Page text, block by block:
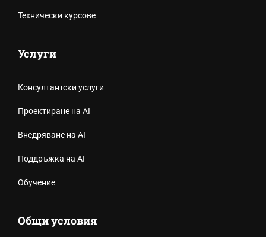
Технически курсове
Услуги
Консултантски услуги
Проектиране на AI
Внедряване на AI
Поддръжка на AI
Обучение
Общи условия